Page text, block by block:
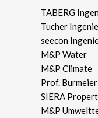
TABERG
Tucher
seecon
M&P Water
M&P Climate
Prof.
SIERA
M&P